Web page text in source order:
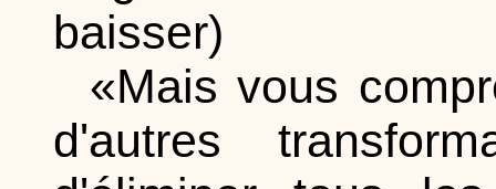
baisser)
«Mais vous
d'autres